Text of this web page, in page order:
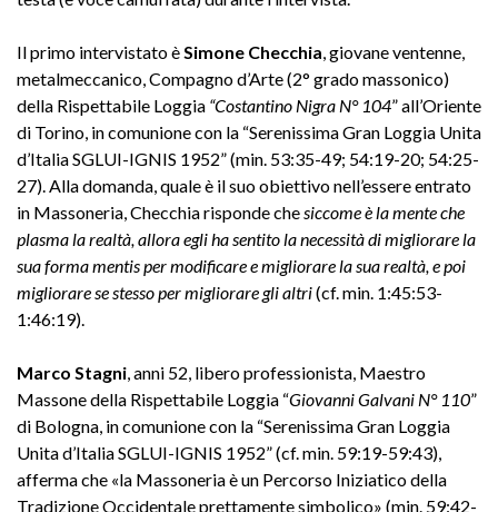
Il primo intervistato è Simone Checchia , giovane ventenne,
metalmeccanico, Compagno d’Arte (2° grado massonico)
della Rispettabile Loggia “Costantino Nigra N° 104” all’Oriente
di Torino, in comunione con la “Serenissima Gran Loggia Unita
d’Italia SGLUI-IGNIS 1952” (min. 53:35-49; 54:19-20; 54:25-
27). Alla domanda, quale è il suo obiettivo nell’essere entrato
in Massoneria, Checchia risponde che siccome è la mente che
plasma la realtà, allora egli ha sentito la necessità di migliorare la
sua forma mentis per modificare e migliorare la sua realtà, e poi
migliorare se stesso per migliorare gli altri(cf. min. 1:45:53-
1:46:19).
Marco Stagni , anni 52, libero professionista, Maestro
Massone della Rispettabile Loggia “Giovanni Galvani N° 110”
di Bologna, in comunione con la “Serenissima Gran Loggia
Unita d’Italia SGLUI-IGNIS 1952” (cf. min. 59:19-59:43),
afferma che «la Massoneria è un Percorso Iniziatico della
Tradizione Occidentale prettamente simbolico» (min. 59:42-